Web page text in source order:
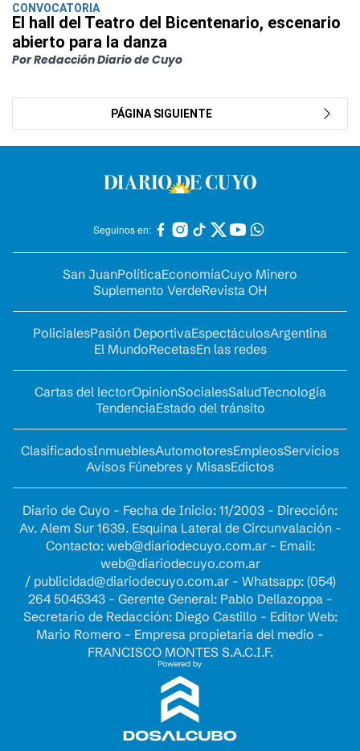
CONVOCATORIA
El hall del Teatro del Bicentenario, escenario
abierto para la danza
Por Redacción Diario de Cuyo
PÁGINA SIGUIENTE
Seguinos en:
San JuanPolíticaEconomíaCuyo Minero
Suplemento VerdeRevista OH
PolicialesPasión DeportivaEspectáculosArgentina
El MundoRecetasEn las redes
Cartas del lectorOpinionSocialesSaludTecnología
TendenciaEstado del tránsito
ClasificadosInmueblesAutomotoresEmpleosServicios
Avisos Fúnebres y MisasEdictos
Diario de Cuyo - Fecha de Inicio: 11/2003 - Dirección:
Av. Alem Sur 1639. Esquina Lateral de Circunvalación -
Contacto: web@diariodecuyo.com.ar- Email:
web@diariodecuyo.com.ar
/ publicidad@diariodecuyo.com.ar- Whatsapp: (054)
264 5045343 - Gerente General: Pablo Dellazoppa -
Secretario de Redacción: Diego Castillo - Editor Web:
Mario Romero - Empresa propietaria del medio -
FRANCISCO MONTES S.A.C.I.F.